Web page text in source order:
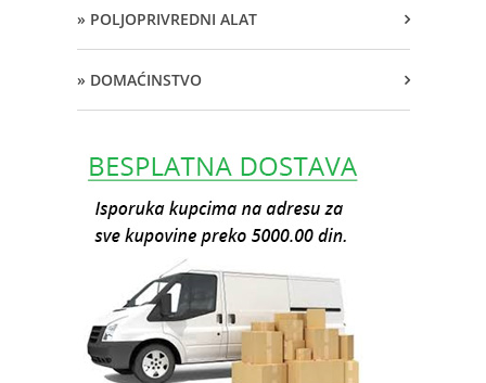
» POLJOPRIVREDNI ALAT
» DOMAĆINSTVO